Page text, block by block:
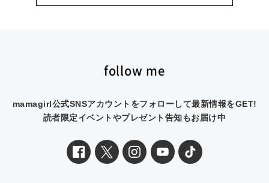
follow me
mamagirl公式SNSアカウントをフォローして最新情報をGET!
読者限定イベントやプレゼント告知もお届け中